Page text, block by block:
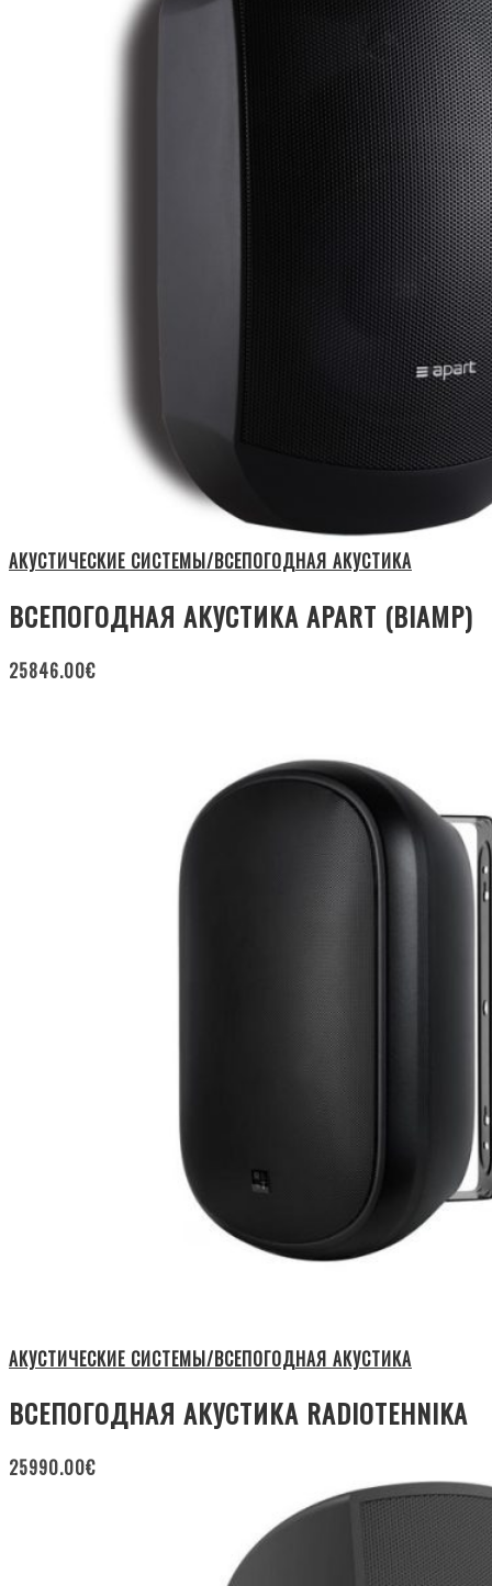
АКУСТИЧЕСКИЕ СИСТЕМЫ/ВСЕПОГОДНАЯ АКУСТИКА
ВСЕПОГОДНАЯ АКУСТИКА APART (BIAMP)
25846.00€
АКУСТИЧЕСКИЕ СИСТЕМЫ/ВСЕПОГОДНАЯ АКУСТИКА
ВСЕПОГОДНАЯ АКУСТИКА RADIOTEHNIKA
25990.00€